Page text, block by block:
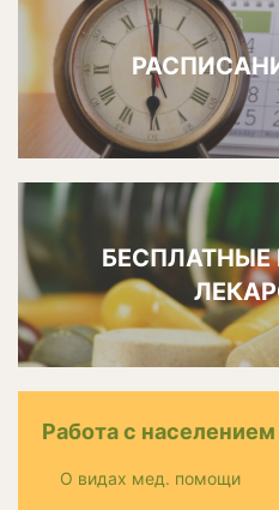
БЕСПЛАТНЫЕ
Работа с населением
О видах мед. помощи